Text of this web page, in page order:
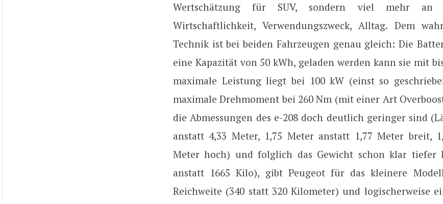
Wertschätzung für SUV, sondern viel mehr an
Wirtschaftlichkeit, Verwendungszweck, Alltag. Dem
Technik ist bei beiden Fahrzeugen genau gleich: Die
eine Kapazität von 50 kWh, geladen werden kann sie mit
maximale Leistung liegt bei 100 kW (einst so
maximale Drehmoment bei 260 Nm (mit einer Art
die Abmessungen des e-208 doch deutlich geringer sind
anstatt 4,33 Meter, 1,75 Meter anstatt 1,77 Meter breit,
Meter hoch) und folglich das Gewicht schon klar tiefer
anstatt 1665 Kilo), gibt Peugeot für das kleinere
Reichweite (340 statt 320 Kilometer) und logischerweise